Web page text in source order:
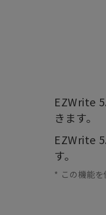
EZWrite
きます。
EZWrite
す。
* この機能を